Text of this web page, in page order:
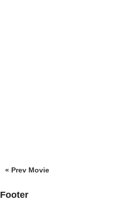
« Prev Movie
Footer